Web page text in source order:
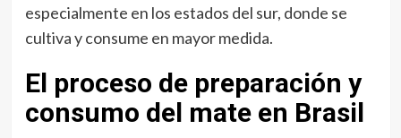
especialmente en los estados del sur, donde se
cultiva y consume en mayor medida.
El proceso de preparación y
consumo del mate en Brasil